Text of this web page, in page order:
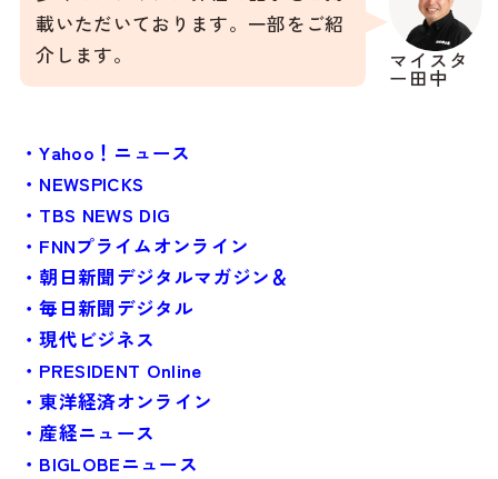
マイスタ
ー田中
載いただいております。一部をご紹
介します。
・Yahoo！ニュース
・NEWSPICKS
・TBS NEWS DIG
・FNNプライムオンライン
・朝日新聞デジタルマガジン＆
・毎日新聞デジタル
・現代ビジネス
・PRESIDENT Online
・東洋経済オンライン
・産経ニュース
・BIGLOBEニュース